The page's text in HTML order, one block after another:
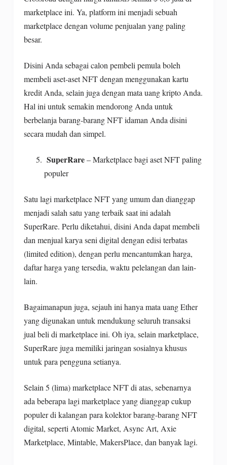
marketplace ini. Ya, platform ini menjadi sebuah
marketplace dengan volume penjualan yang paling
besar.
Disini Anda sebagai calon pembeli pemula boleh
membeli aset-aset NFT dengan menggunakan kartu
kredit Anda, selain juga dengan mata uang kripto Anda.
Hal ini untuk semakin mendorong Anda untuk
berbelanja barang-barang NFT idaman Anda disini
secara mudah dan simpel.
SuperRare– Marketplace bagi aset NFT paling
populer
Satu lagi marketplace NFT yang umum dan dianggap
menjadi salah satu yang terbaik saat ini adalah
SuperRare. Perlu diketahui, disini Anda dapat membeli
dan menjual karya seni digital dengan edisi terbatas
(limited edition), dengan perlu mencantumkan harga,
daftar harga yang tersedia, waktu pelelangan dan lain-
lain.
Bagaimanapun juga, sejauh ini hanya mata uang Ether
yang digunakan untuk mendukung seluruh transaksi
jual beli di marketplace ini. Oh iya, selain marketplace,
SuperRare juga memiliki jaringan sosialnya khusus
untuk para pengguna setianya.
Selain 5 (lima) marketplace NFT di atas, sebenarnya
ada beberapa lagi marketplace yang dianggap cukup
populer di kalangan para kolektor barang-barang NFT
digital, seperti Atomic Market, Async Art, Axie
Marketplace, Mintable, MakersPlace, dan banyak lagi.